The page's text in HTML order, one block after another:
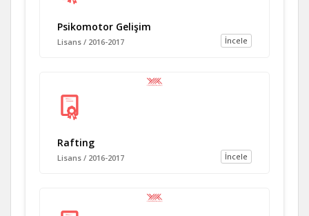
Psikomotor Gelişim
İncele
Lisans / 2016-2017
Rafting
İncele
Lisans / 2016-2017